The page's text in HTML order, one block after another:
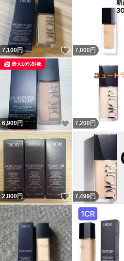
7,100円 いいね！
7,000 円
6,900円 いいね！
最大10%対象
7,200 円
2,800円 いいね！
7,499円